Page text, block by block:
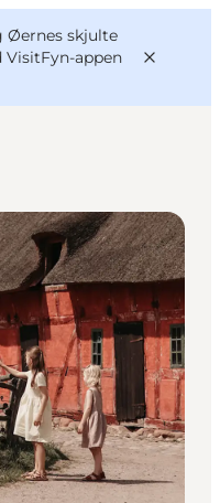
Øernes skjulte
VisitFyn-appen